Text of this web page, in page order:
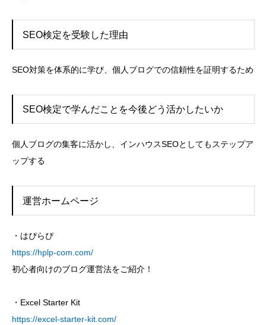
SEO検定を受験した理由
SEO対策を体系的に学び、個人ブログでの信頼性を証明するため
SEO検定で学んだことを今後どう活かしたいか
個人ブログの集客に活かし、インハウスSEOとしてもステップア
ップする
運営ホームページ
・はぴらぴ
https://hplp-com.com/
初心者向けのブログ運営法をご紹介！
・Excel Starter Kit
https://excel-starter-kit.com/